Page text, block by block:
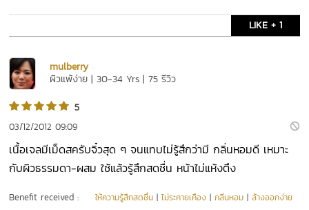
LIKE + 1
mulberry
ผิวแพ้ง่าย | 30-34 Yrs | 75 รีวิว
5
03/12/2012 09:09
เนื้อเจลมีเม็ดสครับจิ๋วสุด ๆ จนแทบไม่รู้สึกว่ามี กลิ่นหอมดี เหมาะ
กับผิวธรรมดา-ผสม ใช้แล้วรู้สึกสดชื่น หน้าไม่แห้งตึง
Benefit received : ให้ความรู้สึกสดชื่น |ไม่ระคายเคือง |กลิ่นหอม |ล้างออกง่าย